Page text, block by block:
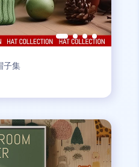
子集